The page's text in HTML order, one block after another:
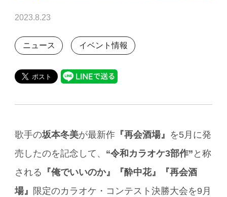
2023.8.23
ニュース イベント情報
歌手の坂本冬美が最新作 『再会酒場』 を5月に発
売したのを記念して、 “令和カラオケ3部作” と称
される
『俺でいいのか』『酔中花』『再会酒
場』 限定のカラオケ・コンテスト決勝大会を9月